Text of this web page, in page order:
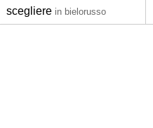
scegliere in bielorusso